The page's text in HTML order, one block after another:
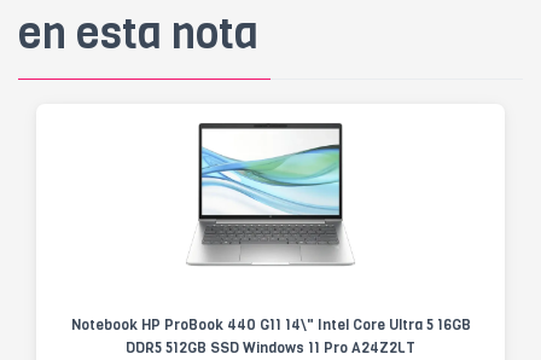
en esta nota
Notebook HP ProBook 440 G11 14\" Intel Core Ultra 5 16GB
DDR5 512GB SSD Windows 11 Pro A24Z2LT